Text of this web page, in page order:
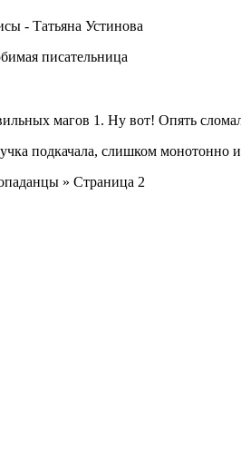
- Татьяна Устинова
писательница
магов 1. Ну вот! Опять
подкачала, слишком
» Страница 2